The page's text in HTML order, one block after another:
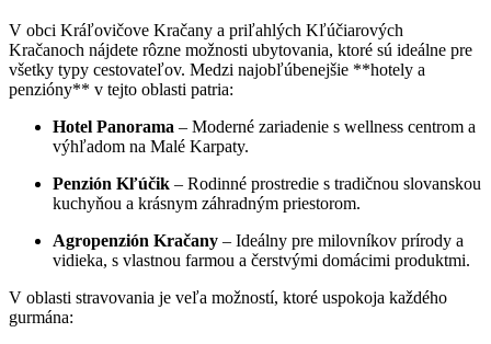
V obci Kráľovičove Kračany a priľahlých Kľúčiarových
Kračanoch nájdete rôzne možnosti ubytovania, ktoré sú ideálne pre
všetky typy cestovateľov. Medzi najobľúbenejšie **hotely a
penzióny** v tejto oblasti patria:
Hotel Panorama – Moderné zariadenie s wellness centrom a
výhľadom na Malé Karpaty.
Penzión Kľúčik – Rodinné prostredie s tradičnou slovanskou
kuchyňou a krásnym záhradným priestorom.
Agropenzión Kračany – Ideálny pre milovníkov prírody a
vidieka, s vlastnou farmou a čerstvými domácimi produktmi.
V oblasti stravovania je veľa možností, ktoré uspokoja každého
gurmána: